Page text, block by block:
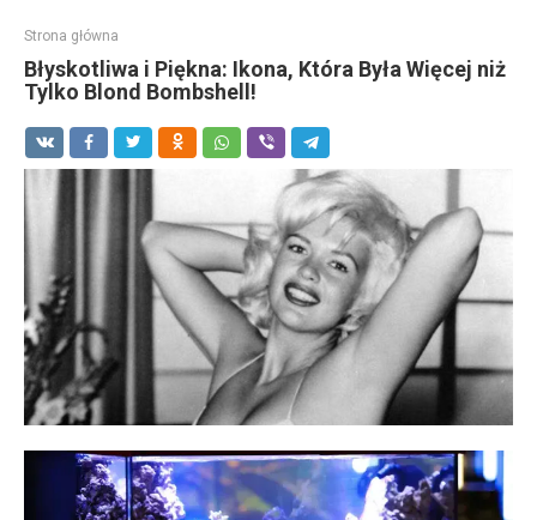
Strona główna
Błyskotliwa i Piękna: Ikona, Która Była Więcej niż
Tylko Blond Bombshell!